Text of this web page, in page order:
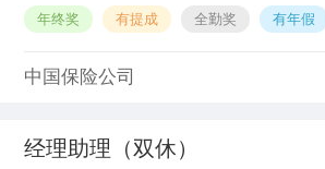
年终奖 有提成 全勤奖 有年假
中国保险公司
经理助理（双休）